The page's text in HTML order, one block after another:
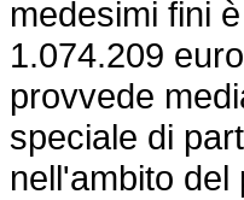
medesimi fini
1.074.209
provvede
speciale di
nell'ambito